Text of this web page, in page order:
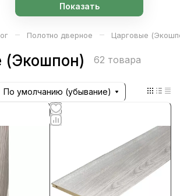
Показать
– Полотно дверное – Царговые
(Экошпон) 62 товара
По умолчанию (убывание)